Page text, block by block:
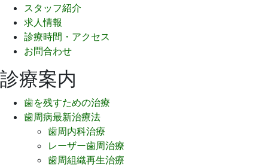
スタッフ紹介
求人情報
診療時間・アクセス
お問合わせ
診療案内
歯を残すための治療
歯周病最新治療法
歯周内科治療
レーザー歯周治療
歯周組織再生治療